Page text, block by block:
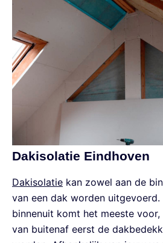
Dakisolatie Eindhoven
Dakisolatie kan zowel aan de
van een dak worden uitgevoerd.
binnenuit komt het meeste
van buitenaf eerst de